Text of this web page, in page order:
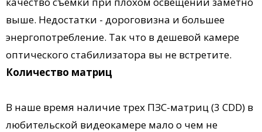
выше. Недостатки - дороговизна и большее
энергопотребление. Так что в дешевой камере
оптического стабилизатора вы не встретите.
Количество матриц
В наше время наличие трех ПЗС-матриц (3 CDD) в
любительской видеокамере мало о чем не